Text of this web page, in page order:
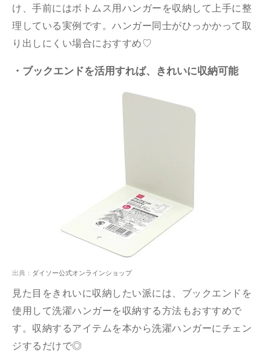
け、手前にはボトムス用ハンガーを収納して上手に整
理している実例です。ハンガー同士がひっかかって取
り出しにくい場合におすすめ♡
・ブックエンドを活用すれば、きれいに収納可能
出典： ダイソー公式オンラインショップ
見た目をきれいに収納したい派には、ブックエンドを
使用して洗濯ハンガーを収納する方法もおすすめで
す。収納するアイテムを本から洗濯ハンガーにチェン
ジするだけで◎